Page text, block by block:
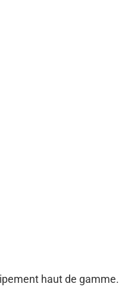
haut de gamme.